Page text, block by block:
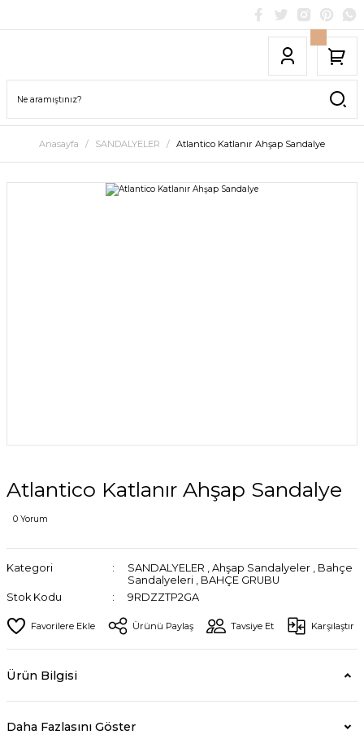
Anasayfa SANDALYELER Atlantico Katlanır Ahşap Sandalye
Atlantico Katlanır Ahşap Sandalye
0 Yorum
Kategori SANDALYELER , Ahşap Sandalyeler , Bahçe
Sandalyeleri , BAHÇE GRUBU
Stok Kodu
9RDZZTP2GA
Ürünü Paylaş Tavsiye Et Karşılaştır
Ürün Bilgisi
Daha Fazlasını Göster